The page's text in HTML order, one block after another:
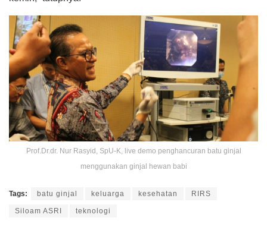
Prof.Dr.dr. Nur Rasyid, SpU-K, live demo penghancuran batu ginjal
menggunakan ginjal hewan babi
Tags: batu ginjal keluarga kesehatan RIRS
Siloam ASRI teknologi